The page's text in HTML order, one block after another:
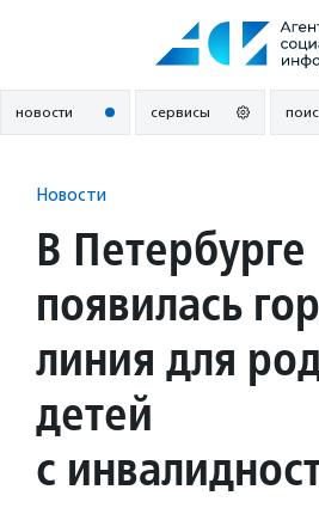
новости сервисы
Новости
В Петербурге
появилась
линия для
детей
с